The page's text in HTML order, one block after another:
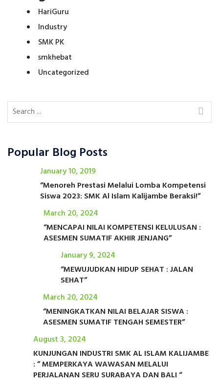
HariGuru
Industry
SMK PK
smkhebat
Uncategorized
Popular Blog Posts
January 10, 2019
“Menoreh Prestasi Melalui Lomba Kompetensi
Siswa 2023: SMK Al Islam Kalijambe Beraksi!”
March 20, 2024
“MENCAPAI NILAI KOMPETENSI KELULUSAN :
ASESMEN SUMATIF AKHIR JENJANG”
January 9, 2024
“MEWUJUDKAN HIDUP SEHAT : JALAN
SEHAT”
March 20, 2024
“MENINGKATKAN NILAI BELAJAR SISWA :
ASESMEN SUMATIF TENGAH SEMESTER”
August 3, 2024
KUNJUNGAN INDUSTRI SMK AL ISLAM KALIJAMBE
: ” MEMPERKAYA WAWASAN MELALUI
PERJALANAN SERU SURABAYA DAN BALI “